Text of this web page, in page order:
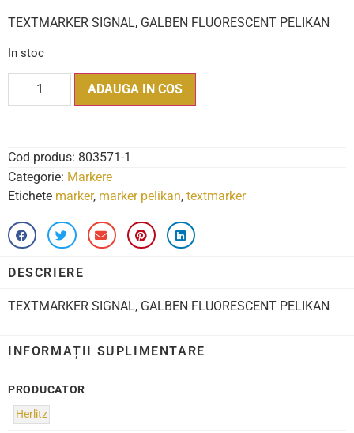
TEXTMARKER SIGNAL, GALBEN FLUORESCENT PELIKAN
In stoc
ADAUGA IN COS
Cod produs: 803571-1
Categorie: Markere
Etichete marker, marker pelikan, textmarker
DESCRIERE
TEXTMARKER SIGNAL, GALBEN FLUORESCENT PELIKAN
INFORMAȚII SUPLIMENTARE
PRODUCATOR
Herlitz